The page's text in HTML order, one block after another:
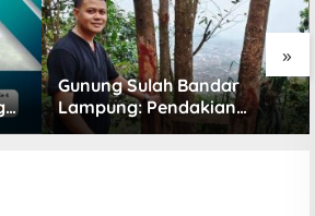
»
Gunung Sulah Bandar
Lampung: Pendakian
Singkat dengan Panorama